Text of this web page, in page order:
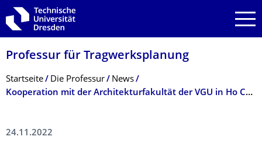
Zur Hauptnavigation springen
Zur Suche springen
Zum Inhalt springen
Professur für Tragwerksplanung
Breadcrumb-Menü
Startseite Die Professur
News
Kooperation mit der Architekturfakultät der VGU in Ho Chi Minh City
24.11.2022